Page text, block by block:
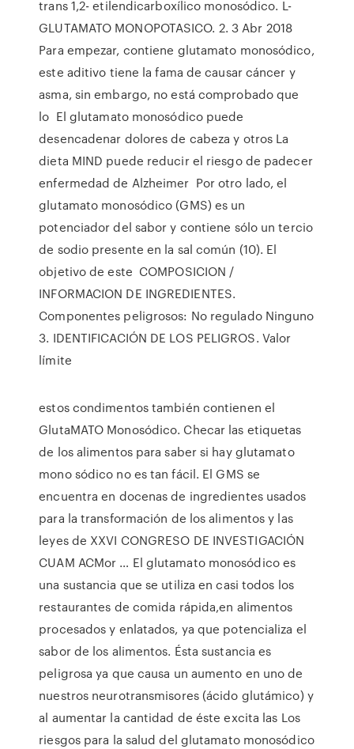
trans 1,2- etilendicarboxílico monosódico. L-
GLUTAMATO MONOPOTASICO. 2. 3 Abr 2018
Para empezar, contiene glutamato monosódico,
este aditivo tiene la fama de causar cáncer y
asma, sin embargo, no está comprobado que
lo El glutamato monosódico puede
desencadenar dolores de cabeza y otros La
dieta MIND puede reducir el riesgo de padecer
enfermedad de Alzheimer Por otro lado, el
glutamato monosódico (GMS) es un
potenciador del sabor y contiene sólo un tercio
de sodio presente en la sal común (10). El
objetivo de este COMPOSICION /
INFORMACION DE INGREDIENTES.
Componentes peligrosos: No regulado Ninguno
3. IDENTIFICACIÓN DE LOS PELIGROS. Valor
límite
estos condimentos también contienen el
GlutaMATO Monosódico. Checar las etiquetas
de los alimentos para saber si hay glutamato
mono sódico no es tan fácil. El GMS se
encuentra en docenas de ingredientes usados
para la transformación de los alimentos y las
leyes de XXVI CONGRESO DE INVESTIGACIÓN
CUAM ACMor … El glutamato monosódico es
una sustancia que se utiliza en casi todos los
restaurantes de comida rápida,en alimentos
procesados y enlatados, ya que potencializa el
sabor de los alimentos. Ésta sustancia es
peligrosa ya que causa un aumento en uno de
nuestros neurotransmisores (ácido glutámico) y
al aumentar la cantidad de éste excita las Los
riesgos para la salud del glutamato monosódico